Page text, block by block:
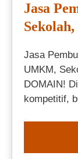
Jasa
Jasa
UMKM,
DOMAIN!
kompetitif,